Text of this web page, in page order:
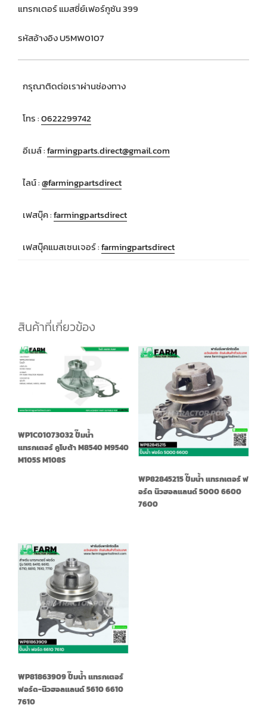
แทรกเตอร์ แมสซี่ย์เฟอร์กูซัน 399
รหัสอ้างอิง U5MW0107
กรุณาติดต่อเราผ่านช่องทาง
โทร :0622299742
อีเมล์ :farmingparts.direct@gmail.com
ไลน์ :@farmingpartsdirect
เฟสบุ๊ค :farmingpartsdirect
เฟสบุ๊คแมสเซนเจอร์ :farmingpartsdirect
สินค้าที่เกี่ยวข้อง
WP1C01073032 ปั๊มน้ำ
แทรกเตอร์ คูโบต้า M8540 M9540
M105S M108S
WP82845215 ปั๊มน้ำ แทรกเตอร์ ฟ
อร์ด นิวฮอลแลนด์ 5000 6600
7600
WP81863909 ปั๊มน้ำ แทรกเตอร์
ฟอร์ด-นิวฮอลแลนด์ 5610 6610
7610